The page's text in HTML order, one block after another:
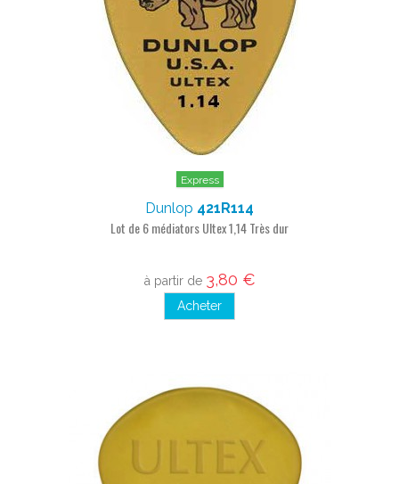
Express
Dunlop 421R114
Lot de 6 médiators Ultex 1,14 Très dur
à partir de 3,80 €
Acheter